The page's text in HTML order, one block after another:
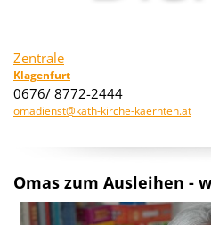
Zentrale
Klagenfurt
0676/ 8772-2444
omadienst@kath-kirche-kaernten.at
Omas zum Ausleihen -